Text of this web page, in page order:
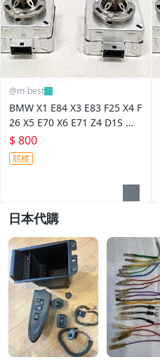
@m-best
BMW X1 E84 X3 E83 F25 X4 F
26 X5 E70 X6 E71 Z4 D1S 原
廠規格 HID 燈泡 (日本外匯拆
車品) 66140
$ 800
競標
日本代購